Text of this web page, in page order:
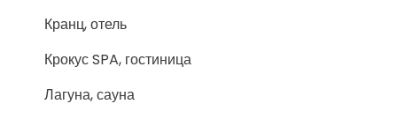
Кранц, отель
Крокус SPA, гостиница
Лагуна, сауна